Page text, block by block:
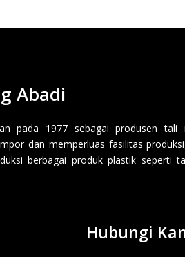
Abadi
pada 1977 sebagai produsen tali
dan memperluas fasilitas
berbagai produk plastik seperti
Hubungi